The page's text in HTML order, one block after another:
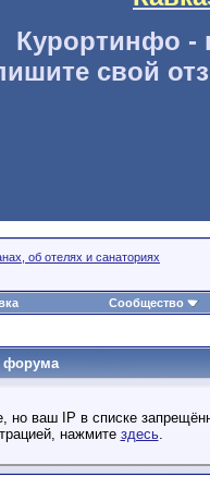
Курортинфо -
свой
об отелях и санаториях
Сообщество
форума
но ваш IP в списке
нажмите здесь.